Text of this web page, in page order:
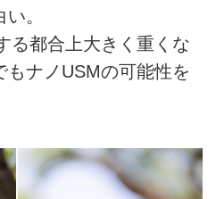
。
る都合上大きく重くな
もナノUSMの可能性を